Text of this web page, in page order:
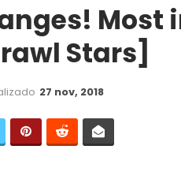
Most
Stars]
27 nov, 2018